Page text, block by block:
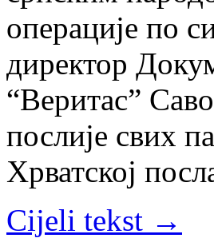
операције по
директор
“Веритас”
послије свих
Хрватској
Cijeli tekst →